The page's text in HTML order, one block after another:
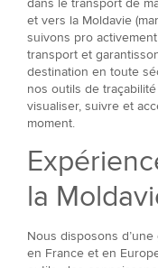
dans le transport de
et vers la Moldavie
suivons pro
transport et
destination en toute
nos outils de
visualiser, suivre et
moment.
la
Nous disposons
en France et en